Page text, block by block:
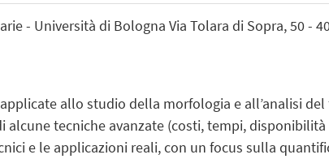
- Università di Bologna Via Tolara di Sopra, 50 -
allo studio della morfologia e all’analisi
tecniche avanzate (costi, tempi, disponibilità
e le applicazioni reali, con un focus sulla